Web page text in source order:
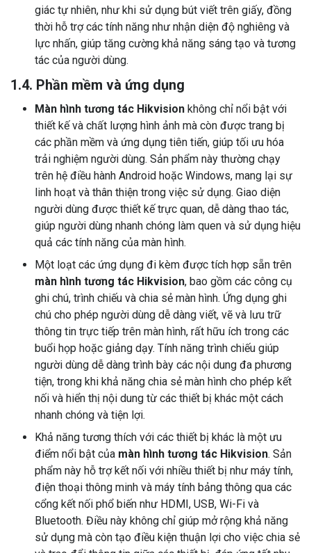
giác tự nhiên, như khi sử dụng bút viết trên giấy, đồng
thời hỗ trợ các tính năng như nhận diện độ nghiêng và
lực nhấn, giúp tăng cường khả năng sáng tạo và tương
tác của người dùng.
1.4. Phần mềm và ứng dụng
Màn hình tương tác Hikvision không chỉ nổi bật với
thiết kế và chất lượng hình ảnh mà còn được trang bị
các phần mềm và ứng dụng tiên tiến, giúp tối ưu hóa
trải nghiệm người dùng. Sản phẩm này thường chạy
trên hệ điều hành Android hoặc Windows, mang lại sự
linh hoạt và thân thiện trong việc sử dụng. Giao diện
người dùng được thiết kế trực quan, dễ dàng thao tác,
giúp người dùng nhanh chóng làm quen và sử dụng hiệu
quả các tính năng của màn hình.
Một loạt các ứng dụng đi kèm được tích hợp sẵn trên
màn hình tương tác Hikvision, bao gồm các công cụ
ghi chú, trình chiếu và chia sẻ màn hình. Ứng dụng ghi
chú cho phép người dùng dễ dàng viết, vẽ và lưu trữ
thông tin trực tiếp trên màn hình, rất hữu ích trong các
buổi họp hoặc giảng dạy. Tính năng trình chiếu giúp
người dùng dễ dàng trình bày các nội dung đa phương
tiện, trong khi khả năng chia sẻ màn hình cho phép kết
nối và hiển thị nội dung từ các thiết bị khác một cách
nhanh chóng và tiện lợi.
Khả năng tương thích với các thiết bị khác là một ưu
điểm nổi bật của màn hình tương tác Hikvision. Sản
phẩm này hỗ trợ kết nối với nhiều thiết bị như máy tính,
điện thoại thông minh và máy tính bảng thông qua các
cổng kết nối phổ biến như HDMI, USB, Wi-Fi và
Bluetooth. Điều này không chỉ giúp mở rộng khả năng
sử dụng mà còn tạo điều kiện thuận lợi cho việc chia sẻ